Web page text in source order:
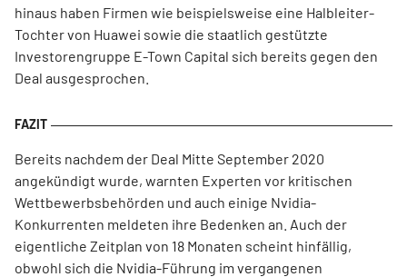
hinaus haben Firmen wie beispielsweise eine Halbleiter-
Tochter von Huawei sowie die staatlich gestützte
Investorengruppe E-Town Capital sich bereits gegen den
Deal ausgesprochen.
Bereits nachdem der Deal Mitte September 2020
angekündigt wurde, warnten Experten vor kritischen
Wettbewerbsbehörden und auch einige Nvidia-
Konkurrenten meldeten ihre Bedenken an. Auch der
eigentliche Zeitplan von 18 Monaten scheint hinfällig,
obwohl sich die Nvidia-Führung im vergangenen